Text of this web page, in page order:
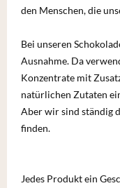
den Menschen, die
Bei unseren
Ausnahme. Da
Konzentrate mit
natürlichen Zutaten
Aber wir sind ständig
finden.
Jedes Produkt ein